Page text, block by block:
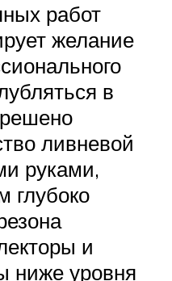
работ
желание
в
ливневой
руками,
глубоко
и
ниже уровня